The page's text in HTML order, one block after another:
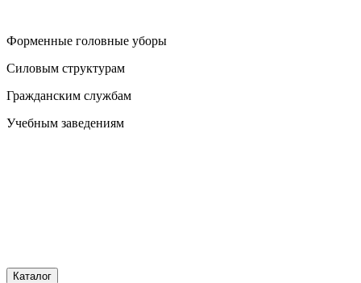
Форменные головные уборы
Силовым структурам
Гражданским службам
Учебным заведениям
Каталог